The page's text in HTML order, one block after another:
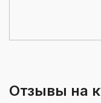
Отзывы на